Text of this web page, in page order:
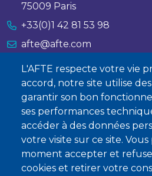
L'AFTE respecte votre vie
accord, notre site utilise
garantir son bon
ses performances
accéder à des données
votre visite sur ce site.
moment accepter et
cookies et retirer votre
75009 Paris
+33(0)1 42 81 53 98
afte@afte.com
Nous contacter
À propos
Qui sommes-nous ?
Devenir membre